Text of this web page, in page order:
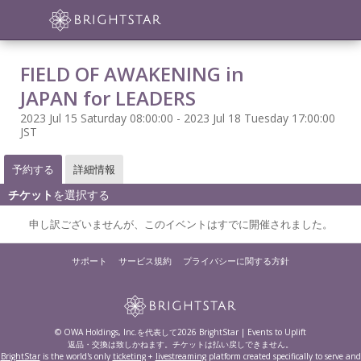
FIELD OF AWAKENING in
JAPAN for LEADERS
2023 Jul 15 Saturday 08:00:00 - 2023 Jul 18 Tuesday 17:00:00
JST
予約する 詳細情報
チケット を選択する
申し訳ございませんが、このイベントはすでに開催されました。
サポート サービス規約 プライバシーに関する方針
© OWA Holdings, Inc.を代表して2026 BrightStar | Events to Uplift
返品・交換は致しかねます。チケットは払い戻しできません。
BrightStaris the world's only ticketing+ livestreamingplatform created specifically to serve and